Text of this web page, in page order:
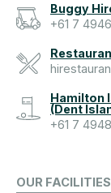
Buggy
+61 7
Hamilton
(Dent
+61 7
OUR